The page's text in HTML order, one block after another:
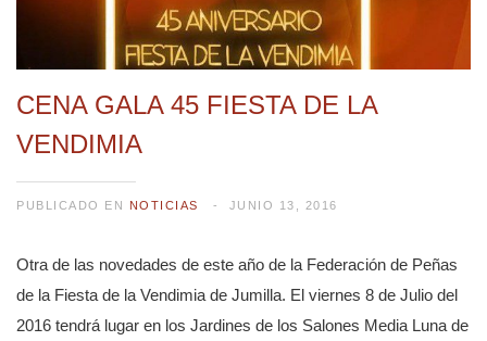
CENA GALA 45 FIESTA DE LA
VENDIMIA
PUBLICADO EN NOTICIAS JUNIO 13, 2016
Otra de las novedades de este año de la Federación de Peñas
de la Fiesta de la Vendimia de Jumilla. El viernes 8 de Julio del
2016 tendrá lugar en los Jardines de los Salones Media Luna de